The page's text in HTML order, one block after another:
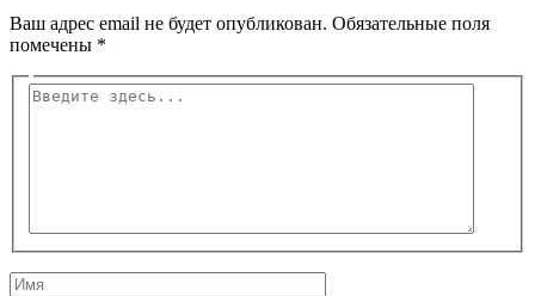
Ваш адрес email не будет опубликован. Обязательные поля
помечены *
Введите
Имя